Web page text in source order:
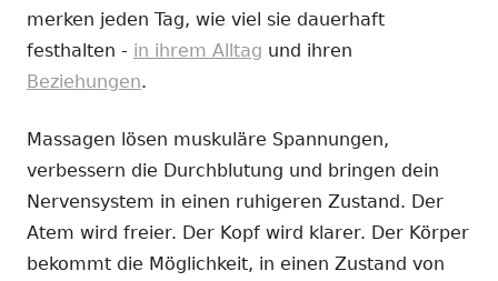
merken jeden Tag, wie viel sie dauerhaft
festhalten - in ihrem Alltag und ihren
Beziehungen.
Massagen lösen muskuläre Spannungen,
verbessern die Durchblutung und bringen dein
Nervensystem in einen ruhigeren Zustand. Der
Atem wird freier. Der Kopf wird klarer. Der Körper
bekommt die Möglichkeit, in einen Zustand von